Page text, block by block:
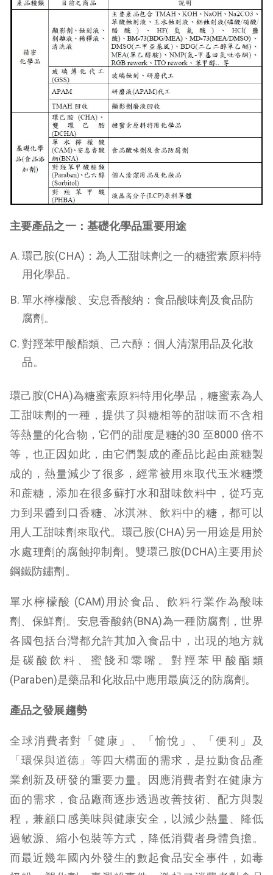
主要產品之一：基礎化學品重要用途
環己胺(CHA)：為人工甜味劑之一的糖蜜素原料特
用化學品。
單水檸檬酸、安息香酸納：食品酸味劑及食品防
腐劑。
對羥苯甲酸酯類、己六醇：個人清潔用品及化妝
品。
環己胺(CHA)為糖蜜素原料特用化學品，糖蜜素為人
工甜味劑的一種，提供了與糖相等的甜味而不含相
等熱量的化合物，它們的甜度是糖的30 至8000 倍不
等，也正因如此，由它們製成的產品比起由蔗糖製
成的，熱量減少了很多，經常被用來取代玉米糖漿
和蔗糖，添加在很多蘇打水和甜味飲料中，從巧克
力到果醬到口香糖、冰淇淋、飲料中的糖，都可以
用人工甜味劑來取代。環己胺(CHA)另一用途是用於
水處理劑的腐蝕抑制劑。雙環己胺(DCHA)主要用於
鋼鐵防鏽劑。
單水檸檬酸 (CAM)用於食品、飲料行業作為酸味
劑、保鮮劑。安息香酸鈉(BNA)為一種防腐劑，世界
各國包括台灣都允許其加入食品中，出現的地方就
是碳酸飲料、蜜餞和零嘴。對羥苯甲酸酯類
(Paraben)是藥品和化妝品中應用最廣泛的防腐劑。
產品之發展趨勢
全球消費者對「健康」、「愉悅」、「便利」及
「環保與道德」等四大構面的需求，是拉動食品產
業創新及研發的重要力量。因應消費者對在健康方
面的需求，食品廠商逐步透過改善技術、配方與製
程，兼顧口感美味與健康安全，以減少熱量、降低
過敏源、縮小包裝等方式，降低消費者身體負擔。
而最近幾年國內外發生的數起食品安全事件，如毒